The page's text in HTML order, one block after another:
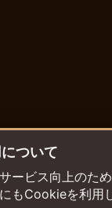
ついて
ービス向上のた
もCookieを利用